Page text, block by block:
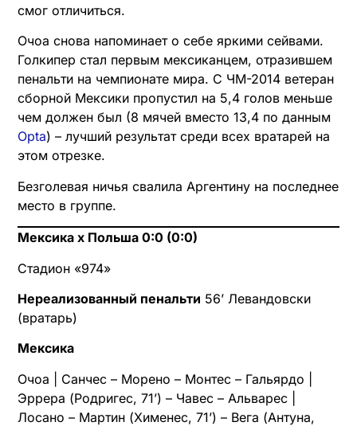
смог отличиться.
Очоа снова напоминает о себе яркими сейвами.
Голкипер стал первым мексиканцем, отразившем
пенальти на чемпионате мира. С ЧМ-2014 ветеран
сборной Мексики пропустил на 5,4 голов меньше
чем должен был (8 мячей вместо 13,4 по данным
Opta) – лучший результат среди всех вратарей на
этом отрезке.
Безголевая ничья свалила Аргентину на последнее
место в группе.
Мексика х Польша 0:0 (0:0)
Стадион «974»
Нереализованный пенальти 56’ Левандовски
(вратарь)
Мексика
Очоа | Санчес – Морено – Монтес – Гальярдо |
Эррера (Родригес, 71’) – Чавес – Альварес |
Лосано – Мартин (Хименес, 71’) – Вега (Антуна,